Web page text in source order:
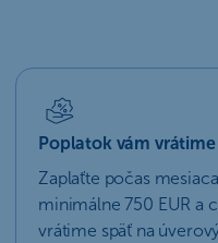
Poplatok vám
Zaplaťte počas
minimálne 750 EUR a
vrátime späť na